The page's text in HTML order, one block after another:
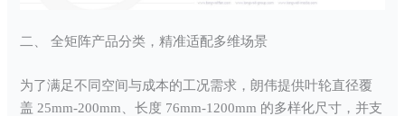
二、 全矩阵产品分类，精准适配多维场景
为了满足不同空间与成本的工况需求，朗伟提供叶轮直径覆
盖 25mm-200mm、长度 76mm-1200mm 的多样化尺寸，并支